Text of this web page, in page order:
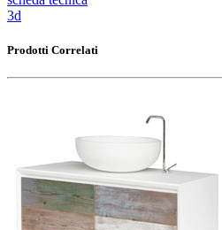
3d
Prodotti Correlati